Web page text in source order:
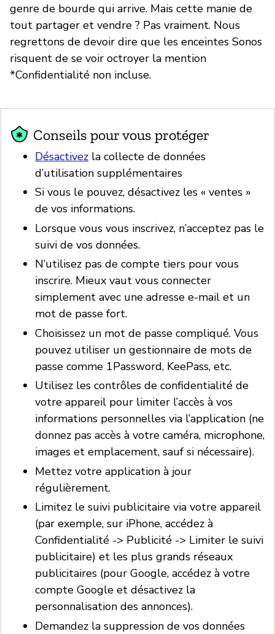
genre de bourde qui arrive. Mais cette manie de
tout partager et vendre ? Pas vraiment. Nous
regrettons de devoir dire que les enceintes Sonos
risquent de se voir octroyer la mention
*Confidentialité non incluse.
Conseils pour vous protéger
Désactivez la collecte de données
d’utilisation supplémentaires
Si vous le pouvez, désactivez les « ventes »
de vos informations.
Lorsque vous vous inscrivez, n’acceptez pas le
suivi de vos données.
N’utilisez pas de compte tiers pour vous
inscrire. Mieux vaut vous connecter
simplement avec une adresse e-mail et un
mot de passe fort.
Choisissez un mot de passe compliqué. Vous
pouvez utiliser un gestionnaire de mots de
passe comme 1Password, KeePass, etc.
Utilisez les contrôles de confidentialité de
votre appareil pour limiter l’accès à vos
informations personnelles via l’application (ne
donnez pas accès à votre caméra, microphone,
images et emplacement, sauf si nécessaire).
Mettez votre application à jour
régulièrement.
Limitez le suivi publicitaire via votre appareil
(par exemple, sur iPhone, accédez à
Confidentialité -> Publicité -> Limiter le suivi
publicitaire) et les plus grands réseaux
publicitaires (pour Google, accédez à votre
compte Google et désactivez la
personnalisation des annonces).
Demandez la suppression de vos données